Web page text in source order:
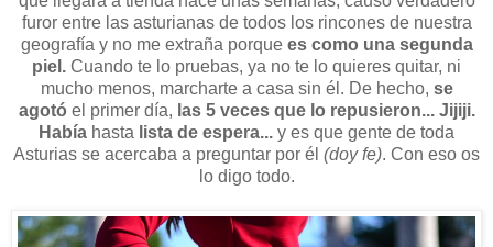
furor entre las asturianas de todos los rincones de nuestra
geografía y no me extraña porque es como una segunda
piel. Cuando te lo pruebas, ya no te lo quieres quitar, ni
mucho menos, marcharte a casa sin él. De hecho, se
agotó el primer día, las 5 veces que lo repusieron... Jijiji.
Había hasta lista de espera... y es que gente de toda
Asturias se acercaba a preguntar por él (doy fe). Con eso os
lo digo todo.